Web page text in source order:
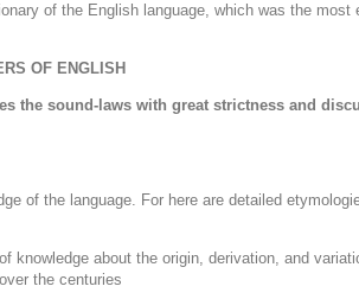
of the English language, which was the
OF ENGLISH
the sound-laws with great strictness and
of the language. For here are detailed
about the origin, derivation, and
the centuries.